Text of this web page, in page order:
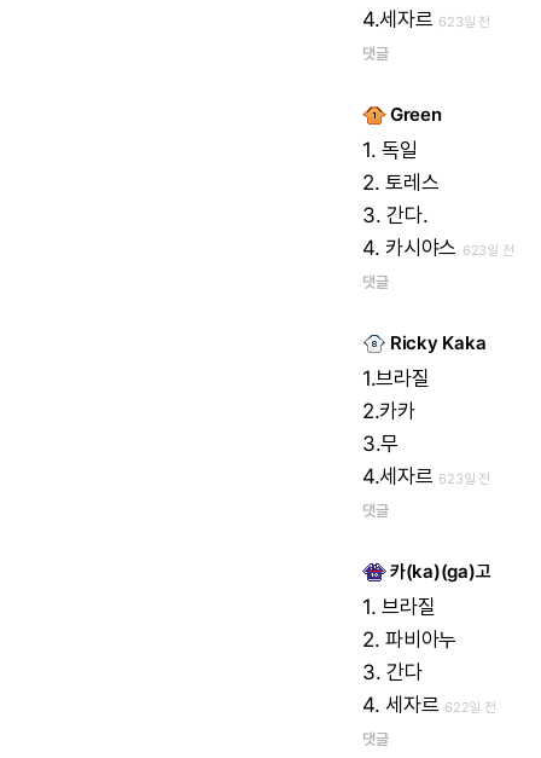
4.세자르 623일 전
댓글
Green
1. 독일
2.토레스
3.간다.
4. 카시야스 623일 전
댓글
Ricky Kaka
1.브라질
2.카카
3.무
4.세자르 623일 전
댓글
카(ka)(ga)고
1. 브라질
2.파비아누
3.간다
4.세자르 622일 전
댓글